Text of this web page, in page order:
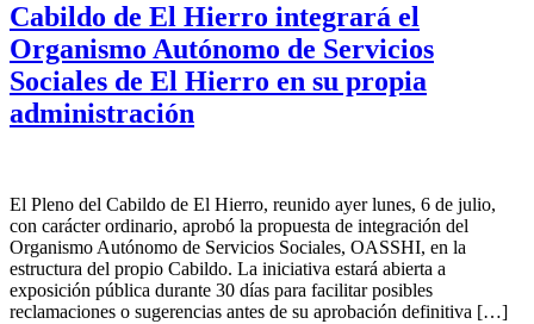
Cabildo de El Hierro integrará el
Organismo Autónomo de Servicios
Sociales de El Hierro en su propia
administración
El Pleno del Cabildo de El Hierro, reunido ayer lunes, 6 de julio,
con carácter ordinario, aprobó la propuesta de integración del
Organismo Autónomo de Servicios Sociales, OASSHI, en la
estructura del propio Cabildo. La iniciativa estará abierta a
exposición pública durante 30 días para facilitar posibles
reclamaciones o sugerencias antes de su aprobación definitiva […]